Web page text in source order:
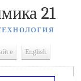
21
English